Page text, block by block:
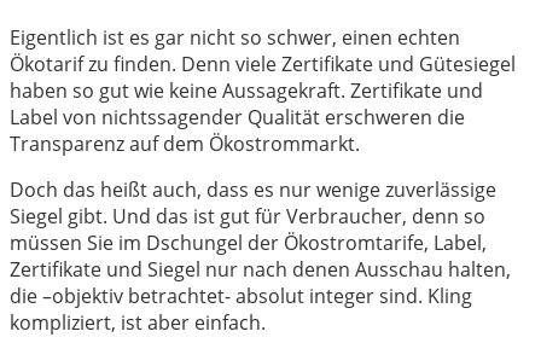
Eigentlich ist es gar nicht so schwer, einen echten
Ökotarif zu finden. Denn viele Zertifikate und Gütesiegel
haben so gut wie keine Aussagekraft. Zertifikate und
Label von nichtssagender Qualität erschweren die
Transparenz auf dem Ökostrommarkt.
Doch das heißt auch, dass es nur wenige zuverlässige
Siegel gibt. Und das ist gut für Verbraucher, denn so
müssen Sie im Dschungel der Ökostromtarife, Label,
Zertifikate und Siegel nur nach denen Ausschau halten,
die –objektiv betrachtet- absolut integer sind. Kling
kompliziert, ist aber einfach.